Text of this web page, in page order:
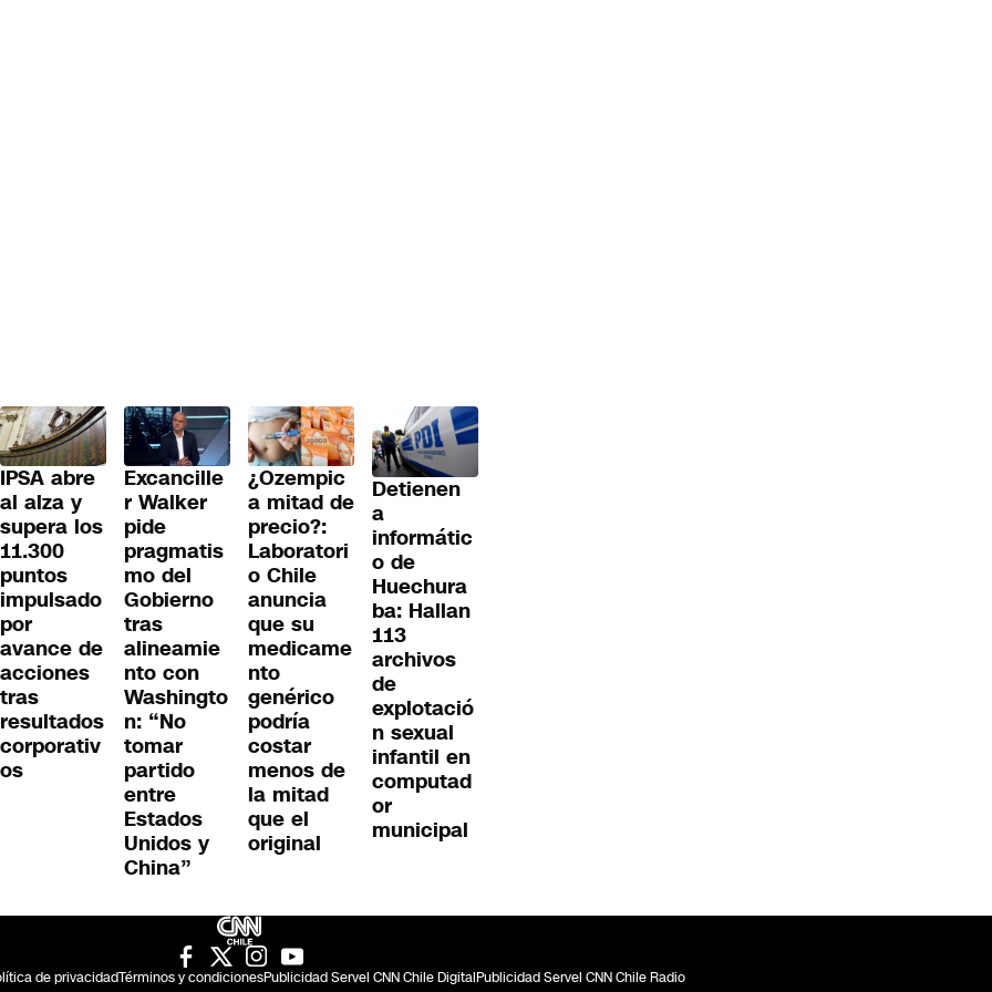
IPSA abre
al alza y
supera los
11.300
puntos
impulsado
por
avance de
acciones
tras
resultados
corporativ
os
Excancille
r Walker
pide
pragmatis
mo del
Gobierno
tras
alineamie
nto con
Washingto
n: “No
tomar
partido
entre
Estados
Unidos y
China”
¿Ozempic
a mitad de
precio?:
Laboratori
o Chile
anuncia
que su
medicame
nto
genérico
podría
costar
menos de
la mitad
que el
original
Detienen
a
informátic
o de
Huechura
ba: Hallan
113
archivos
de
explotació
n sexual
infantil en
computad
or
municipal
de privacidadTérminos y condicionesPublicidad Servel CNN Chile DigitalPublicidad Servel CNN Chile Radio